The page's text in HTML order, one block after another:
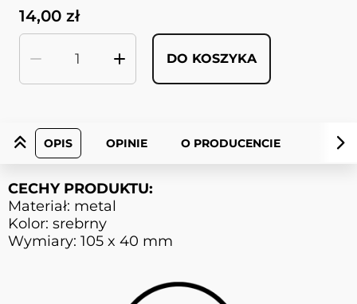
14,00 zł
DO KOSZYKA
OPIS OPINIE O PRODUCENCIE
CECHY PRODUKTU:
Materiał: metal
Kolor: srebrny
Wymiary: 105 x 40 mm